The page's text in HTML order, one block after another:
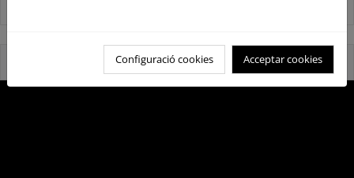
Reservas Naturales Fluviales 2020
Configuració cookies Acceptar cookies